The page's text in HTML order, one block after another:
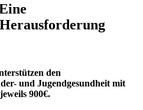
den
und Jugendgesundheit mit
900€.